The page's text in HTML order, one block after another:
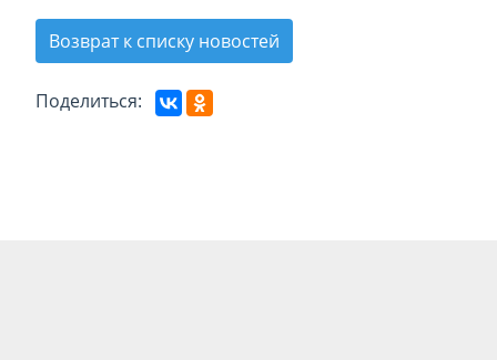
Возврат к списку новостей
Поделиться: